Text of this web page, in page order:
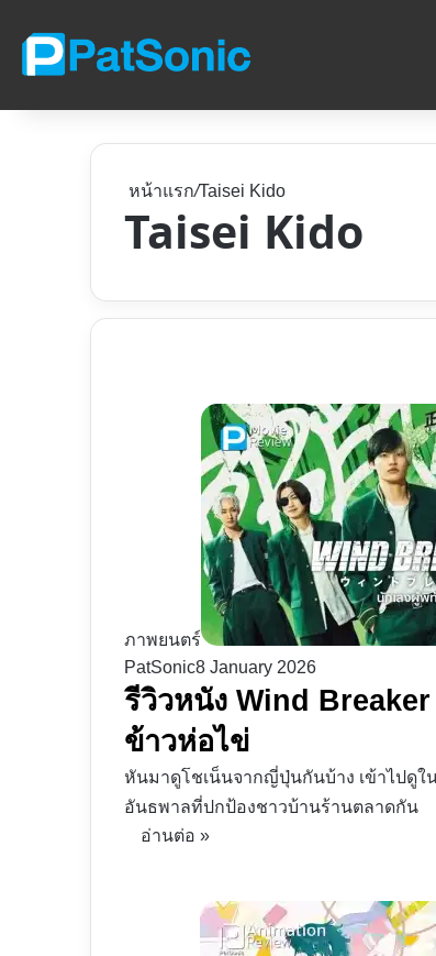
หน้าแรก/Taisei Kido
Taisei Kido
ภาพยนตร์
PatSonic8 January 2026
รีวิวหนัง Wind
ข้าวห่อไข่
หันมาดูโชเน็นจากญี่ปุ่นกันบ้าง เข้าไปดูใ
อันธพาลที่ปกป้องชาวบ้านร้านตลาดกัน
อ่านต่อ »